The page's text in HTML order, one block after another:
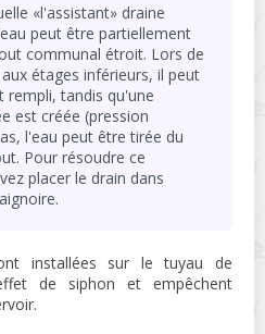
«l'assistant» draine
peut être partiellement
communal étroit. Lors de
étages inférieurs, il peut
tandis qu'une
est créée (pression
l'eau peut être tirée du
Pour résoudre ce
placer le drain dans
installées sur le tuyau de
de siphon et empêchent